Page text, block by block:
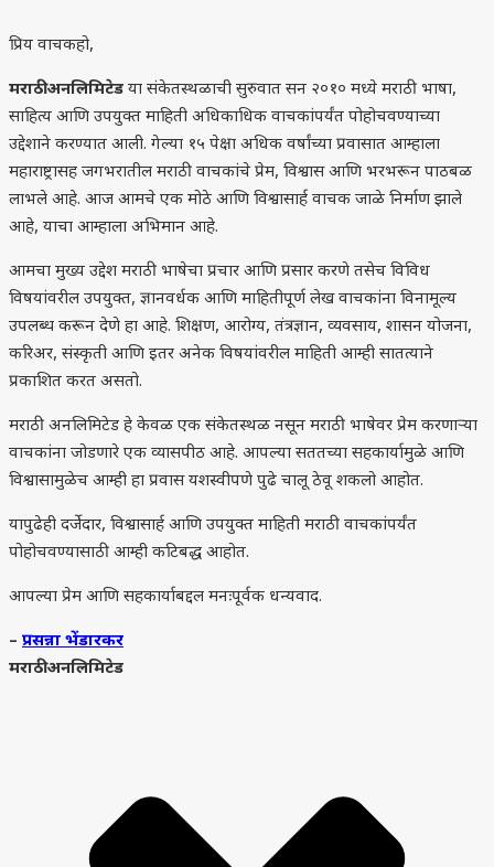
प्रिय वाचकहो,
मराठी अनलिमिटेड या संकेतस्थळाची सुरुवात सन २०१० मध्ये मराठी भाषा,
साहित्य आणि उपयुक्त माहिती अधिकाधिक वाचकांपर्यंत पोहोचवण्याच्या
उद्देशाने करण्यात आली. गेल्या १५ पेक्षा अधिक वर्षांच्या प्रवासात आम्हाला
महाराष्ट्रासह जगभरातील मराठी वाचकांचे प्रेम, विश्वास आणि भरभरून पाठबळ
लाभले आहे. आज आमचे एक मोठे आणि विश्वासार्ह वाचक जाळे निर्माण झाले
आहे, याचा आम्हाला अभिमान आहे.
आमचा मुख्य उद्देश मराठी भाषेचा प्रचार आणि प्रसार करणे तसेच विविध
विषयांवरील उपयुक्त, ज्ञानवर्धक आणि माहितीपूर्ण लेख वाचकांना विनामूल्य
उपलब्ध करून देणे हा आहे. शिक्षण, आरोग्य, तंत्रज्ञान, व्यवसाय, शासन योजना,
करिअर, संस्कृती आणि इतर अनेक विषयांवरील माहिती आम्ही सातत्याने
प्रकाशित करत असतो.
मराठी अनलिमिटेड हे केवळ एक संकेतस्थळ नसून मराठी भाषेवर प्रेम करणाऱ्या
वाचकांना जोडणारे एक व्यासपीठ आहे. आपल्या सततच्या सहकार्यामुळे आणि
विश्वासामुळेच आम्ही हा प्रवास यशस्वीपणे पुढे चालू ठेवू शकलो आहोत.
यापुढेही दर्जेदार, विश्वासार्ह आणि उपयुक्त माहिती मराठी वाचकांपर्यंत
पोहोचवण्यासाठी आम्ही कटिबद्ध आहोत.
आपल्या प्रेम आणि सहकार्याबद्दल मनःपूर्वक धन्यवाद.
– प्रसन्ना भेंडारकर
मराठी अनलिमिटेड